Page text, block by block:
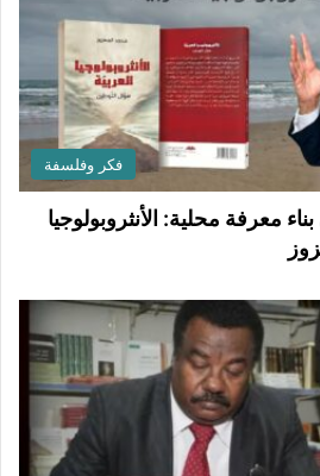
فكر وفلسفة
معرفة محلية: الأنثروبولوجيا